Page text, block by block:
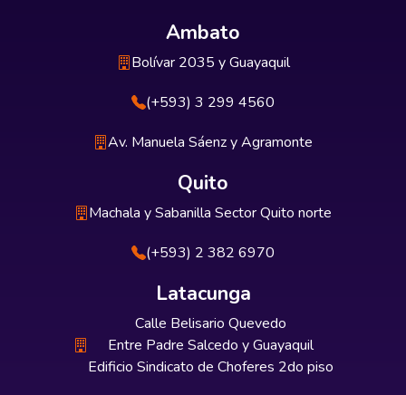
Ambato
Bolívar 2035 y Guayaquil
(+593) 3 299 4560
Av. Manuela Sáenz y Agramonte
Quito
Machala y Sabanilla Sector Quito norte
(+593) 2 382 6970
Latacunga
Calle Belisario Quevedo
Entre Padre Salcedo y Guayaquil
Edificio Sindicato de Choferes 2do piso